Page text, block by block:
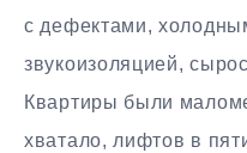
с дефектами,
звукоизоляцией,
Квартиры были
хватало, лифтов в